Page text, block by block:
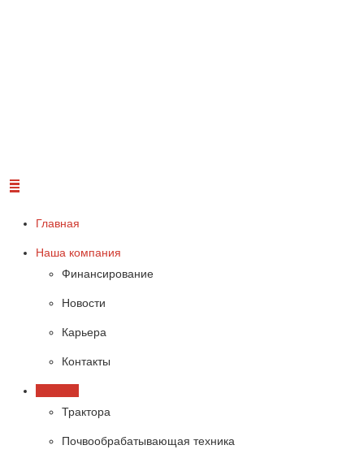
Главная
Наша компания
Финансирование
Новости
Карьера
Контакты
Трактора
Почвообрабатывающая техника